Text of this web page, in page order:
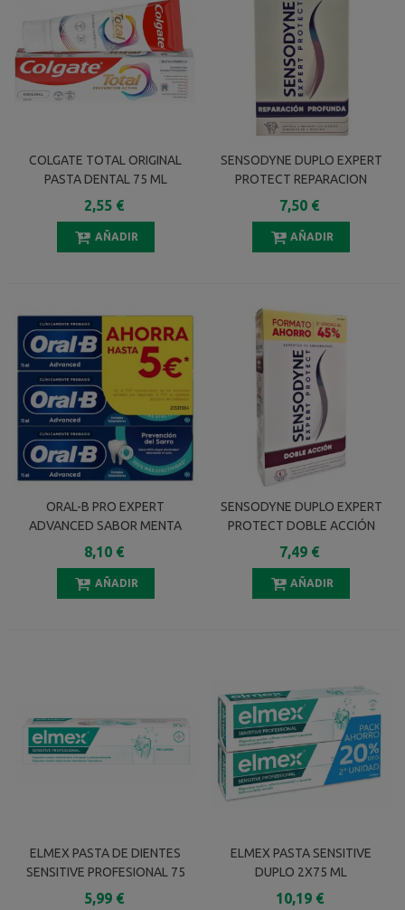
COLGATE TOTAL ORIGINAL
PASTA DENTAL 75 ML
2,55 €
AÑADIR
SENSODYNE DUPLO EXPERT
PROTECT REPARACION
PROFUNDA 2X75 ML
7,50 €
AÑADIR
ORAL-B PRO EXPERT
ADVANCED SABOR MENTA
3X75 ML
8,10 €
AÑADIR
SENSODYNE DUPLO EXPERT
PROTECT DOBLE ACCIÓN
2X75 ML
7,49 €
AÑADIR
ELMEX PASTA DE DIENTES
SENSITIVE PROFESIONAL 75
ML
5,99 €
ELMEX PASTA SENSITIVE
DUPLO 2X75 ML
10,19 €